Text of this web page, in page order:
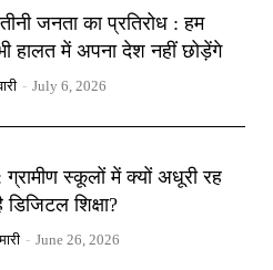
जनता का प्रतिरोध : हम
हालत में अपना देश नहीं छोड़ेंगे
- July 6, 2026
: ग्रामीण स्कूलों में क्यों अधूरी रह
डिजिटल शिक्षा?
- June 26, 2026